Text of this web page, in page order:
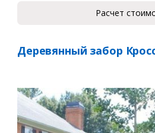
Расчет
Деревянный забор